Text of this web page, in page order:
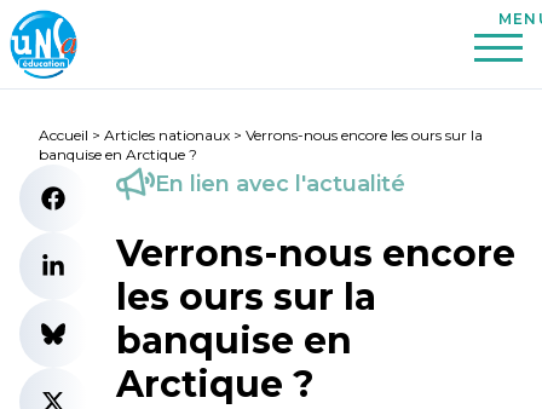
Accueil > Articles nationaux > Verrons-nous encore les ours sur la
banquise en Arctique ?
En lien avec l'actualité
Verrons-nous encore
les ours sur la
banquise en
Arctique ?